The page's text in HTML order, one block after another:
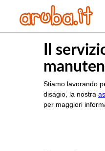
Il
Stiamo lavorando
disagio, la nostra
per maggiori